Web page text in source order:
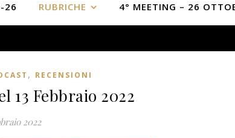
26 RUBRICHE 4° MEETING – 26
, RECENSIONI
13 Febbraio 2022
2022